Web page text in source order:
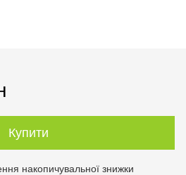
Купити
накопичувальної знижки